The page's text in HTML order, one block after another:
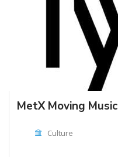
MetX Moving Music
Culture